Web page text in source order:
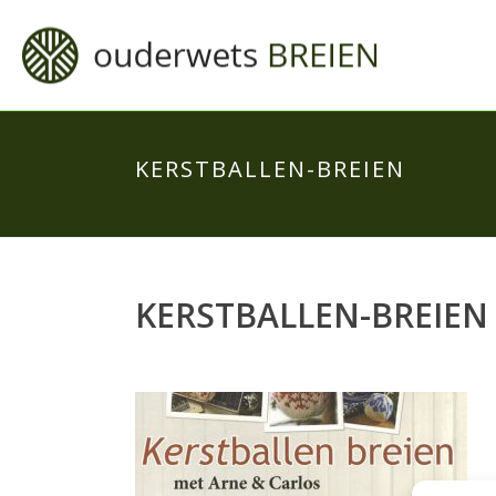
KERSTBALLEN-BREIEN
KERSTBALLEN-BREIEN